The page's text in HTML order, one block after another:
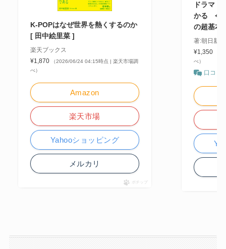
K-POPはなぜ世界を熱くするのか
[ 田中絵里菜 ]
楽天ブックス
¥1,870
（2026/06/24 04:15時点 | 楽天市場調
べ）
Amazon
楽天市場
Yahooショッピング
メルカリ
ポチップ
ドラマ・
かる 今
の超基本
著:朝日新
¥1,350
べ）
口コミ